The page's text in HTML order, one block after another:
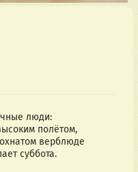
люди:
полётом,
верблюде
суббота.